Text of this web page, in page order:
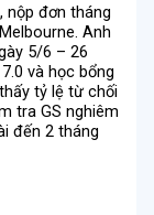
nộp đơn tháng
Anh
5/6 – 26
và học bổng
tỷ lệ từ chối
tra GS nghiêm
đến 2 tháng